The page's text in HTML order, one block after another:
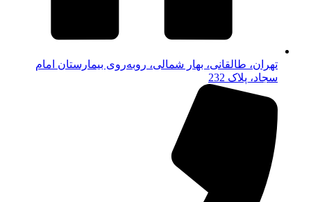
تهران، طالقانی، بهار شمالی، روبه‌روی بیمارستان امام
سجاد، پلاک 232